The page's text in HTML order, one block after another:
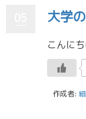
大学
作成者: